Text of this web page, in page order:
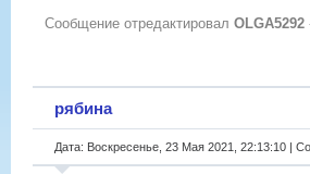
Сообщение отредактировал OLGA5292
рябина
Дата: Воскресенье, 23 Мая 2021, 22:13:10 |